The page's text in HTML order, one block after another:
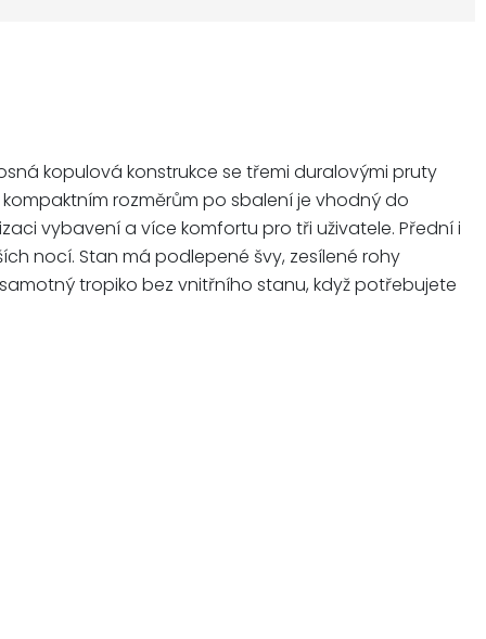
kopulová konstrukce se třemi duralovými pruty
rozměrům po sbalení je vhodný do
vybavení a více komfortu pro tři uživatele. Přední i
nocí. Stan má podlepené švy, zesílené rohy
tropiko bez vnitřního stanu, když potřebujete